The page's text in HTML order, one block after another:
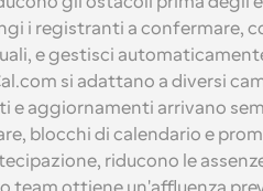
i registranti a confermare,
e gestisci
si adattano a diversi
e aggiornamenti arrivano
blocchi di calendario e
riducono le